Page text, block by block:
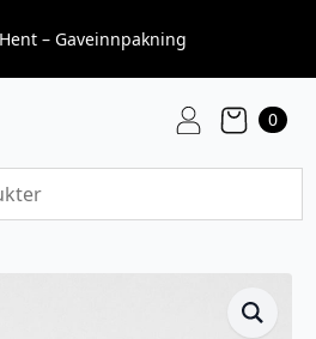
– Gaveinnpakning
0